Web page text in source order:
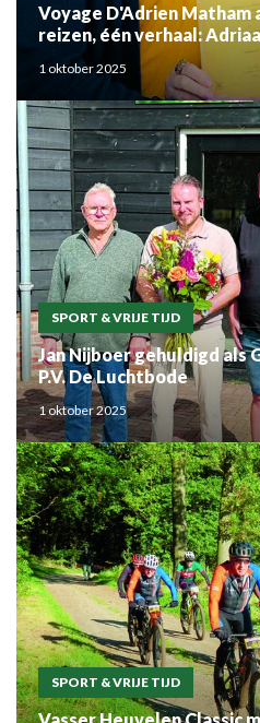
Voyage D'Adrien Matham
reizen, één verhaal:
Mouden
1 oktober 2025
SPORT & VRIJE TIJD
Jan Nijboer gehuldigd als
P.V. De Luchtbode
1 oktober 2025
SPORT & VRIJE TIJD